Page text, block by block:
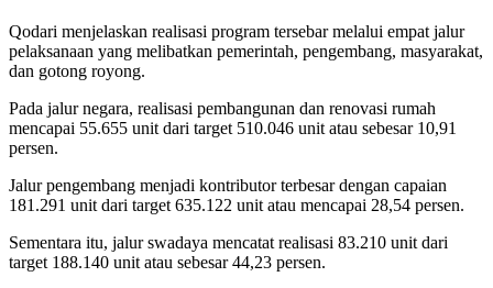
Qodari menjelaskan realisasi program tersebar melalui empat jalur
pelaksanaan yang melibatkan pemerintah, pengembang, masyarakat,
dan gotong royong.
Pada jalur negara, realisasi pembangunan dan renovasi rumah
mencapai 55.655 unit dari target 510.046 unit atau sebesar 10,91
persen.
Jalur pengembang menjadi kontributor terbesar dengan capaian
181.291 unit dari target 635.122 unit atau mencapai 28,54 persen.
Sementara itu, jalur swadaya mencatat realisasi 83.210 unit dari
target 188.140 unit atau sebesar 44,23 persen.